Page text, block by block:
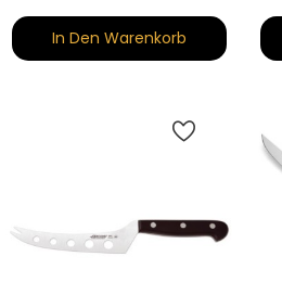
In Den Warenkorb